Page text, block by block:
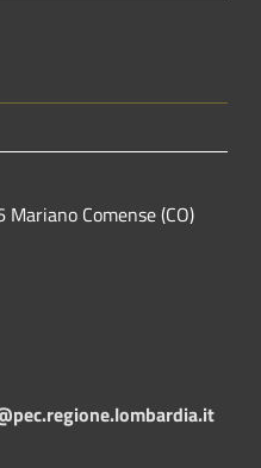
Comense (CO)